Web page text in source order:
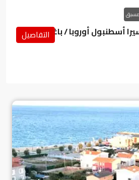
أسطنبول أوروبا / باغجلارالتفاصيل